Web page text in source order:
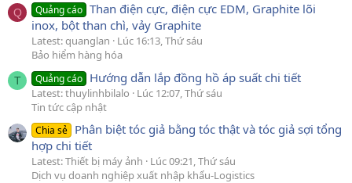
Q Quảng cáo Than điện cực, điện cực EDM, Graphite lõi
inox, bột than chì, vảy Graphite
Latest: quanglan
Lúc 16:13, Thứ sáu
Bảo hiểm hàng hóa
T Quảng cáo Hướng dẫn lắp đồng hồ áp suất chi tiết
Latest: thuylinhbilalo
Lúc 12:07, Thứ sáu
Tin tức cập nhật
Chia sẻ Phân biệt tóc giả bằng tóc thật và tóc giả sợi tổng
hợp chi tiết
Latest: Thiết bị máy ảnh
Lúc 09:21, Thứ sáu
Dịch vụ doanh nghiệp xuất nhập khẩu-Logistics